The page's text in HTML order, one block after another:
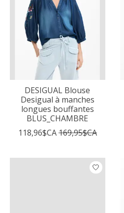
DESIGUAL Blouse
Desigual à manches
longues bouffantes
BLUS_CHAMBRE
118,96$CA169,95$CA